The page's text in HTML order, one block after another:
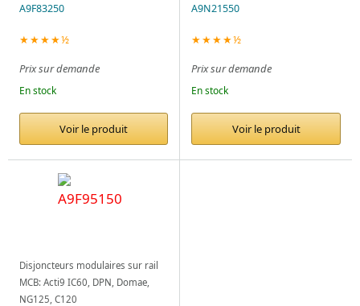
A9F83250
★★★★½
Prix sur demande
En stock
Voir le produit
A9N21550
★★★★½
Prix sur demande
En stock
Voir le produit
Disjoncteurs modulaires sur rail
MCB: Acti9 IC60, DPN, Domae,
NG125, C120